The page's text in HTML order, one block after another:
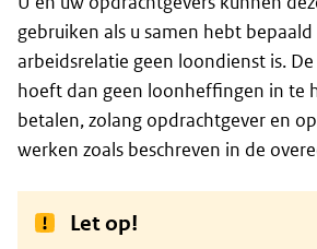
gebruiken als u samen hebt
arbeidsrelatie geen loondienst is.
hoeft dan geen loonheffingen in te
betalen, zolang opdrachtgever en
werken zoals beschreven in de
Let op!